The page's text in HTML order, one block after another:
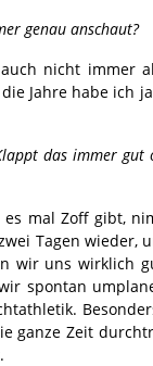
genau anschaut?
nicht immer
Jahre habe ich
das immer
mal Zoff gibt,
Tagen wieder,
wir uns wirklich
spontan
ganze Zeit